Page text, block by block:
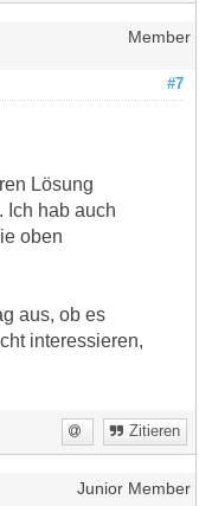
Member
#7
Lösung
Ich hab auch
oben
aus, ob es
interessieren,
Zitieren
Junior Member